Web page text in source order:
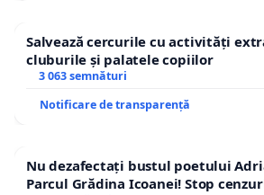
Salvează cercurile cu activități
cluburile și palatele copiilor
3 063 semnături
Notificare de transparență
Nu dezafectați bustul poetului
Parcul Grădina Icoanei! Stop